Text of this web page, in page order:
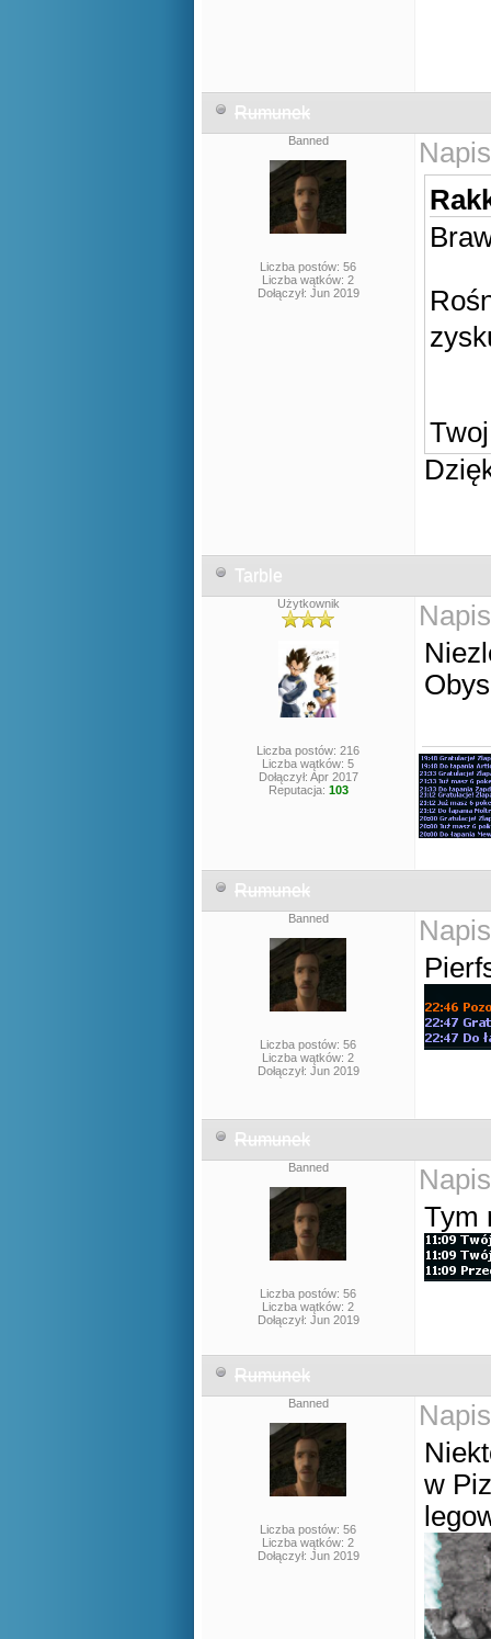
Rumunek
Banned
Liczba postów: 56
Liczba wątków: 2
Dołączył: Jun 2019
Tarble
Użytkownik
Liczba postów: 216
Liczba wątków: 5
Dołączył: Apr 2017
Reputacja: 103
Rumunek
Banned
Liczba postów: 56
Liczba wątków: 2
Dołączył: Jun 2019
Rumunek
Banned
Liczba postów: 56
Liczba wątków: 2
Dołączył: Jun 2019
Tym
Rumunek
Banned
Liczba postów: 56
Liczba wątków: 2
Dołączył: Jun 2019
w